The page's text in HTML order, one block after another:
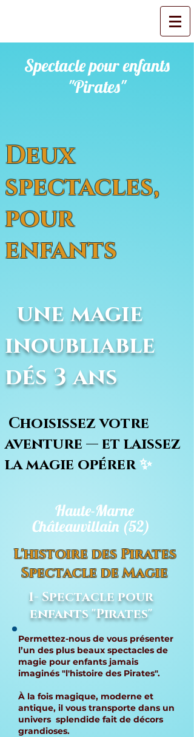
Spectacle pour enfants
"Pirates"
Deux
spectacles,
pour
enfants
une magie
inoubliable
dés 3 ans
Choisissez votre
aventure — et laissez
la magie opérer✨
Châteauvillain (52)
Haute-Marne
L'histoire des Pirates
Spectacle de Magie
1- Spectacle pour
enfants "Pirates"
Permettez-nous de vous présenter
l’un des plus beaux spectacles de
magie pour enfants jamais
imaginés "l'histoire des Pirates".
À la fois magique, moderne et
antique, il vous transporte dans un
univers splendide fait de décors
grandioses.